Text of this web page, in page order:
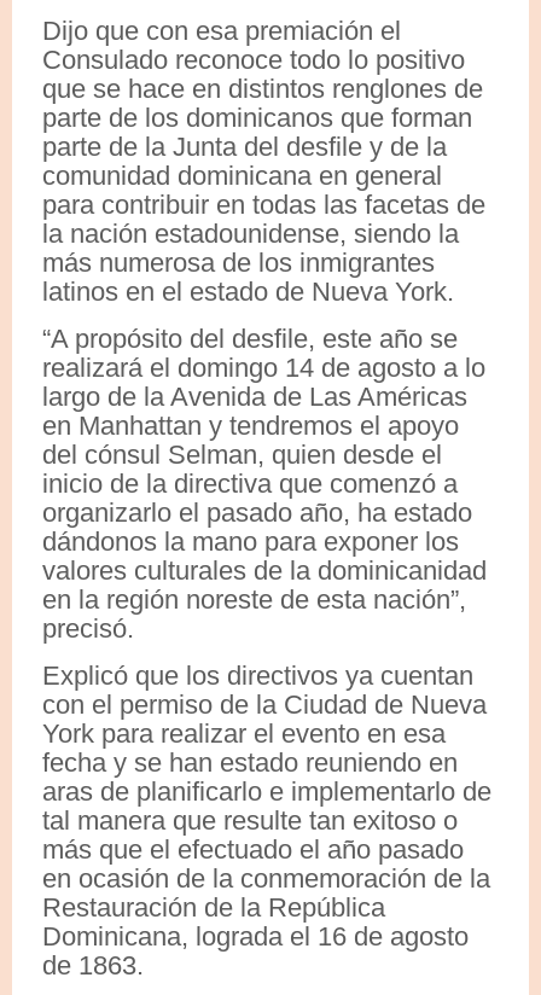
Dijo que con esa premiación el
Consulado reconoce todo lo positivo
que se hace en distintos renglones de
parte de los dominicanos que forman
parte de la Junta del desfile y de la
comunidad dominicana en general
para contribuir en todas las facetas de
la nación estadounidense, siendo la
más numerosa de los inmigrantes
latinos en el estado de Nueva York.
“A propósito del desfile, este año se
realizará el domingo 14 de agosto a lo
largo de la Avenida de Las Américas
en Manhattan y tendremos el apoyo
del cónsul Selman, quien desde el
inicio de la directiva que comenzó a
organizarlo el pasado año, ha estado
dándonos la mano para exponer los
valores culturales de la dominicanidad
en la región noreste de esta nación”,
precisó.
Explicó que los directivos ya cuentan
con el permiso de la Ciudad de Nueva
York para realizar el evento en esa
fecha y se han estado reuniendo en
aras de planificarlo e implementarlo de
tal manera que resulte tan exitoso o
más que el efectuado el año pasado
en ocasión de la conmemoración de la
Restauración de la República
Dominicana, lograda el 16 de agosto
de 1863.